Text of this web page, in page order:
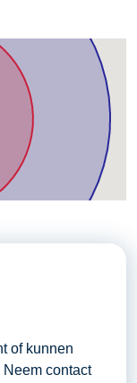
of kunnen
contact